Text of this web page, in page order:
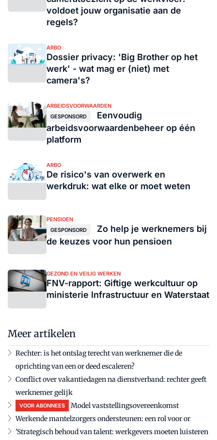
voldoet jouw organisatie aan de
regels?
ARBO
Dossier privacy: 'Big Brother op het
werk' - wat mag er (niet) met
camera's?
ARBEIDSVOORWAARDEN
GESPONSORD
Eenvoudig
arbeidsvoorwaardenbeheer op één
platform
ARBO
De risico's van overwerk en
werkdruk: wat elke or moet weten
PENSIOEN
GESPONSORD
Zo help je werknemers bij
de keuzes voor hun pensioen
GEZOND EN VEILIG WERKEN
FNV-rapport: Giftige werkcultuur op
ministerie Infrastructuur en Waterstaat
Meer artikelen
Rechter: is het ontslag terecht van werknemer die de
oprichting van een or deed escaleren?
Conflict over vakantiedagen na dienstverband: rechter geeft
werknemer gelijk
VOOR ABONNEES
Model vaststellingsovereenkomst
Werkende mantelzorgers ondersteunen: een rol voor or
'Strategisch behoud van talent: werkgevers moeten luisteren